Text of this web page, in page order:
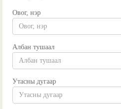
Овог, нэр
Албан тушаал
Утасны дугаар